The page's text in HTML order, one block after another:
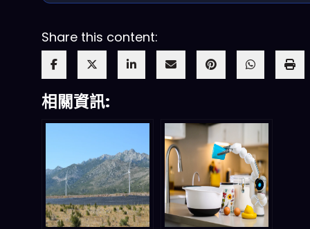
Share this content:
相關資訊: